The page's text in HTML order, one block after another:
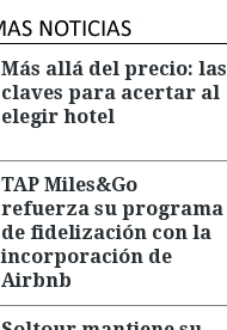
Más allá del precio: las
claves para acertar al
elegir hotel
TAP Miles&Go
refuerza su programa
de fidelización con la
incorporación de
Airbnb